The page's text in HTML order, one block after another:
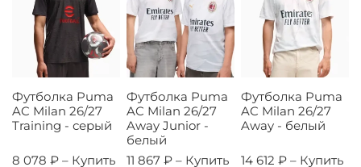
Футболка Puma
AC Milan 26/27
Training - серый
8 078 ₽ – Купить
Футболка Puma
AC Milan 26/27
Away Junior -
белый
11 867 ₽ – Купить
Футболка Puma
AC Milan 26/27
Away - белый
14 612 ₽ – Купить